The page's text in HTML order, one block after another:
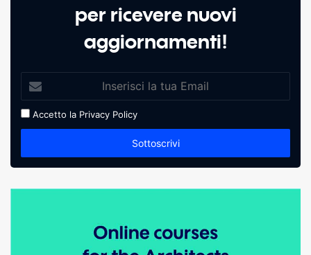
per ricevere nuovi
aggiornamenti!
Accetto la Privacy Policy